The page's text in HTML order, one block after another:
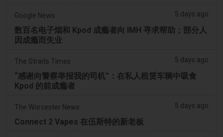
Google News 5 days ago
数百名电子烟和 Kpod 成瘾者向 IMH 寻求帮助；部分人
因成瘾而失业
The Straits Times 5 days ago
“感谢向警察举报我的司机”：在私人租赁车辆中吸食
Kpod 的前成瘾者
The Worcester News 5 days ago
Connect 2 Vapes 在伍斯特的新老板